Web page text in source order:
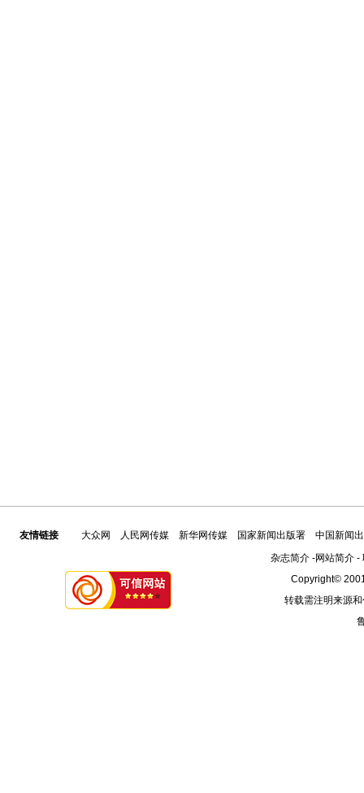
友情链接 大众网 人民网传媒 新华网传媒 国家新闻出版署
中国新闻
杂志简介-网站简介-
Copyright©
转载需注明来源